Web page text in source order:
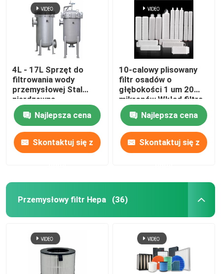
4L - 17L Sprzęt do
filtrowania wody
przemysłowej Stal
nierdzewna
Najlepsza cena
Skontaktuj się z
10-calowy plisowany
filtr osadów o
głębokości 1 um 20
mikronów Wkład filtra
wody
Najlepsza cena
Skontaktuj się z
Przemysłowy filtr Hepa (36)